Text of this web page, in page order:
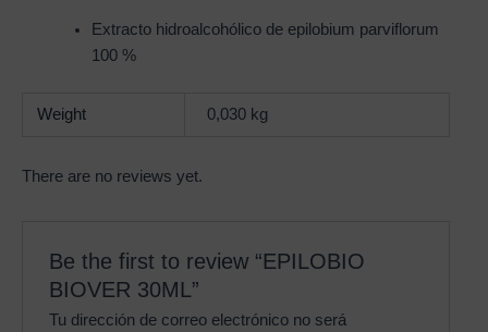
Extracto hidroalcohólico de epilobium parviflorum
100 %
Weight 0,030 kg
There are no reviews yet.
Be the first to review “EPILOBIO
BIOVER 30ML”
Tu dirección de correo electrónico no será